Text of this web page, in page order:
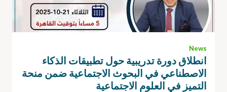
News
انطلاق دورة تدريبية حول تطبيقات الذكاء
الاصطناعي في البحوث الاجتماعية ضمن منحة
التميز في العلوم الاجتماعية